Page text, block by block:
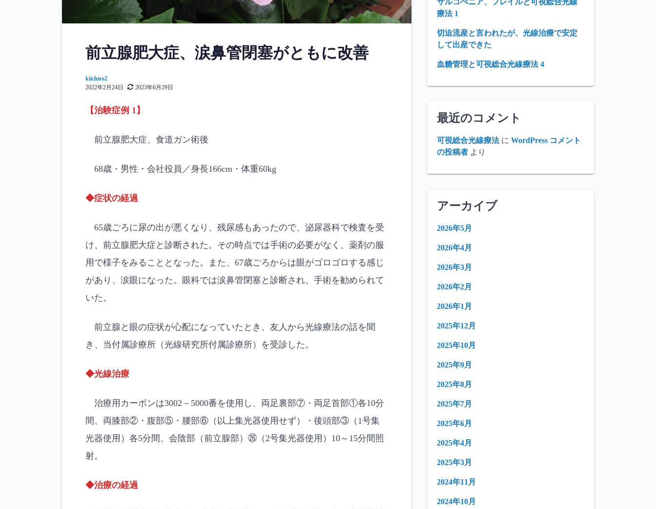
前立腺肥大症、涙鼻管閉塞がともに改善
kiichiro2
2022年2月24日
2023年6月29日
【治験症例 1】
前立腺肥大症、食道ガン術後
68歳・男性・会社役員／身長166cm・体重60kg
◆症状の経過
65歳ごろに尿の出が悪くなり、残尿感もあったので、泌尿器科で検査を受
け、前立腺肥大症と診断された。その時点では手術の必要がなく、薬剤の服
用で様子をみることとなった。また、67歳ごろからは眼がゴロゴロする感じ
があり、涙眼になった。眼科では涙鼻管閉塞と診断され、手術を勧められて
いた。
前立腺と眼の症状が心配になっていたとき、友人から光線療法の話を聞
き、当付属診療所（光線研究所付属診療所）を受診した。
◆光線治療
治療用カーボンは3002－5000番を使用し、両足裏部⑦・両足首部①各10分
間、両膝部②・腹部⑤・腰部⑥（以上集光器使用せず）・後頭部③（1号集
光器使用）各5分間、会陰部（前立腺部）㉖（2号集光器使用）10～15分間照
射。
◆治療の経過
サルコぺニア、フレイルと可視総合光線
療法 1
切迫流産と言われたが、光線治療で安定
して出産できた
血糖管理と可視総合光線療法 4
最近のコメント
可視総合光線療法に WordPress コメント
の投稿者 より
アーカイブ
2026年5月
2026年4月
2026年3月
2026年2月
2026年1月
2025年12月
2025年10月
2025年9月
2025年8月
2025年7月
2025年6月
2025年4月
2025年3月
2024年11月
2024年10月